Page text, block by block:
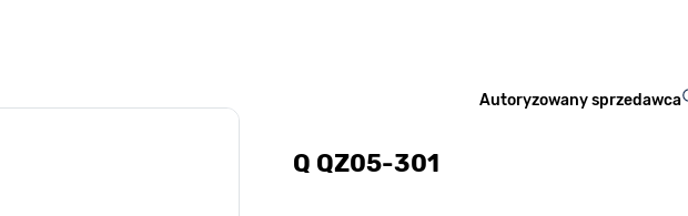
Autoryzowany sprzedawca
Q QZ05-301